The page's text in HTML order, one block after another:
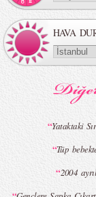
HAVA
“Yataktaki
“Tüp
“2004